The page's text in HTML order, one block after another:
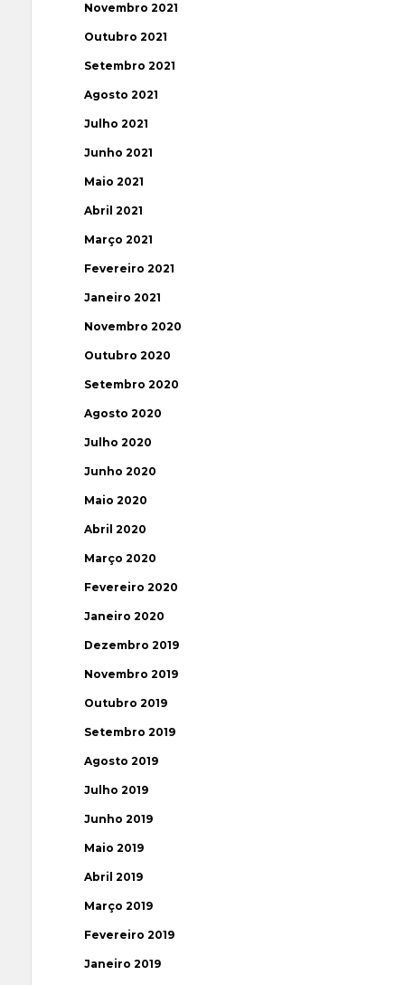
Novembro 2021
Outubro 2021
Setembro 2021
Agosto 2021
Julho 2021
Junho 2021
Maio 2021
Abril 2021
Março 2021
Fevereiro 2021
Janeiro 2021
Novembro 2020
Outubro 2020
Setembro 2020
Agosto 2020
Julho 2020
Junho 2020
Maio 2020
Abril 2020
Março 2020
Fevereiro 2020
Janeiro 2020
Dezembro 2019
Novembro 2019
Outubro 2019
Setembro 2019
Agosto 2019
Julho 2019
Junho 2019
Maio 2019
Abril 2019
Março 2019
Fevereiro 2019
Janeiro 2019